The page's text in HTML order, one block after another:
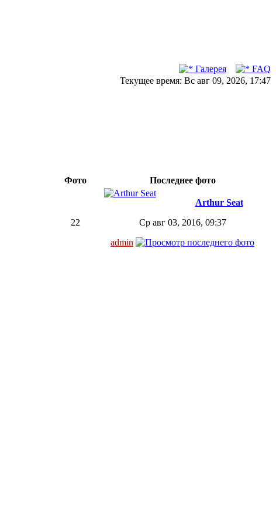
Галерея
FAQ
Текущее время: Вс авг 09, 2026, 17:47
Фото Последнее фото
22
Arthur Seat
Ср авг 03, 2016, 09:37
admin